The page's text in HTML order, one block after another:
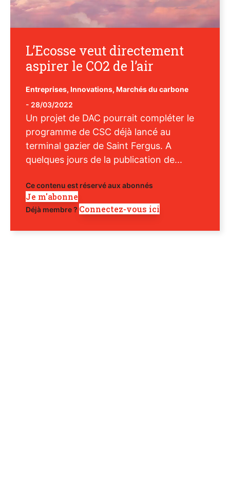
L’Ecosse veut directement
aspirer le CO2 de l’air
Entreprises, Innovations, Marchés du carbone
- 28/03/2022
Un projet de DAC pourrait compléter le
programme de CSC déjà lancé au
terminal gazier de Saint Fergus. A
quelques jours de la publication de...
Ce contenu est réservé aux abonnés
Je m'abonne
Déjà membre ? Connectez-vous ici